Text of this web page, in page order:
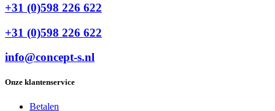
+31 (0)598 226 622
+31 (0)598 226 622
info@concept-s.nl
Onze klantenservice
Betalen